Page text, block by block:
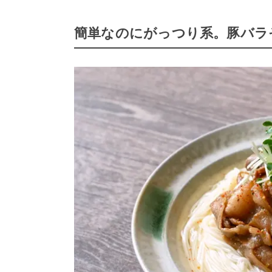
簡単なのにがっつり系。豚バ